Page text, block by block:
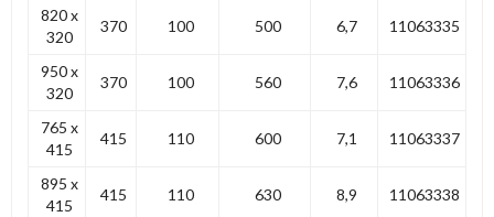
820 x
320
370 100 500 6,7 11063335
950 x
320
370 100 560 7,6 11063336
765 x
415
415 110 600 7,1 11063337
895 x
415
415 110 630 8,9 11063338